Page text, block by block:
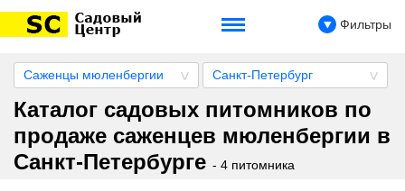
Фильтры
Саженцы мюленбергии Санкт-Петербург
Каталог садовых питомников по
продаже саженцев мюленбергии в
Санкт-Петербурге - 4 питомника